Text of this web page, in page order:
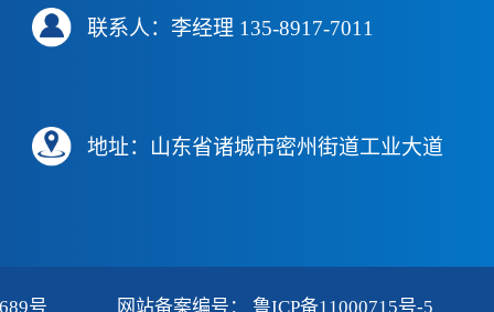
联系人：李经理 135-8917-7011
地址：山东省诸城市密州街道工业大道
号 网站备案编号： 鲁ICP备11000715号-5